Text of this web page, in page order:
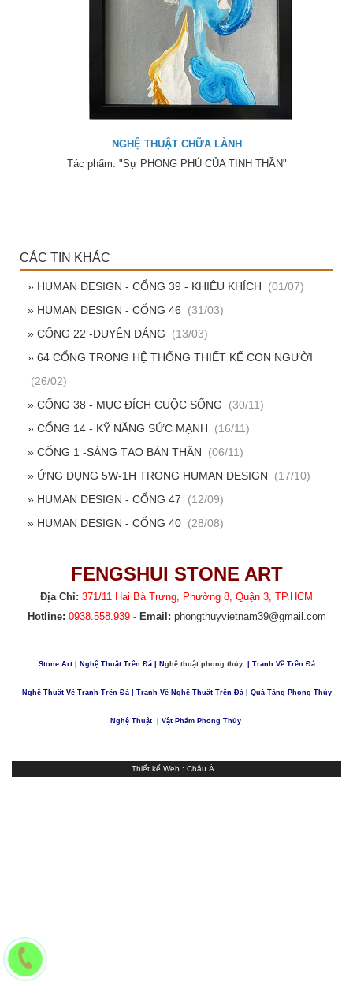
NGHỆ THUẬT CHỮA LÀNH
Tác phẩm: "Sự PHONG PHÚ CỦA TINH THẦN"
CÁC TIN KHÁC
» HUMAN DESIGN - CỔNG 39 - KHIÊU KHÍCH
(01/07)
» HUMAN DESIGN - CỔNG 46
(31/03)
» CỔNG 22 -DUYÊN DÁNG
(13/03)
» 64 CỔNG TRONG HỆ THỐNG THIẾT KẾ CON NGƯỜI
(26/02)
» CỔNG 38 - MỤC ĐÍCH CUỘC SỐNG
(30/11)
» CỔNG 14 - KỸ NĂNG SỨC MẠNH
(16/11)
» CỔNG 1 -SÁNG TẠO BẢN THÂN
(06/11)
» ỨNG DỤNG 5W-1H TRONG HUMAN DESIGN
(17/10)
» HUMAN DESIGN - CỔNG 47
(12/09)
» HUMAN DESIGN - CỔNG 40 (28/08)
FENGSHUI STONE ART
Địa Chỉ: 371/11 Hai Bà Trưng, Phường 8, Quận 3, TP.HCM
Hotline: 0938.558.939 - Email: phongthuyvietnam39@gmail.com
Stone Art| Nghệ Thuật Trên Đá| N ghệ thuật phong thủy| Tranh Vẽ Trên Đá
Nghệ Thuật Vẽ Tranh Trên Đá| Tranh Vẽ Nghệ Thuật Trên Đá| Quà Tặng Phong Thủy
Nghệ Thuật | Vật Phẩm Phong Thủy
Thiết kế Web: Châu Á